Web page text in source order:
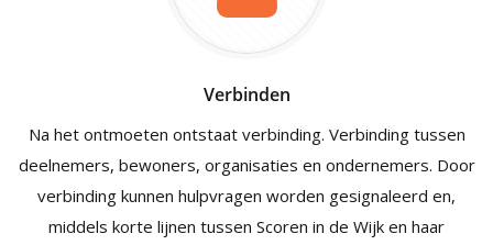
Verbinden
Na het ontmoeten ontstaat verbinding. Verbinding tussen
deelnemers, bewoners, organisaties en ondernemers. Door
verbinding kunnen hulpvragen worden gesignaleerd en,
middels korte lijnen tussen Scoren in de Wijk en haar